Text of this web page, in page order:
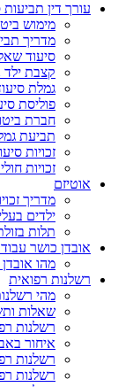
עורך דין תביעות
מימוש
מדריך
סיעוד
קצבת ילד
גמלת
פוליסת
חברת
תביעת
זכויות
זכויות
אוטיזם
מדריך
ילדים
תלות
אובדן כושר
מהו
רשלנות רפואית
מהי
שאלות
רשלנות
איחור
רשלנות
רשלנות